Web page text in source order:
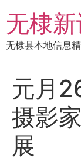
到
内
容
无棣新
无棣县本地信息
元月
摄影
展